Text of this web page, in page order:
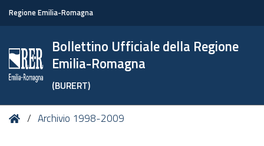
Regione Emilia-Romagna
Bollettino Ufficiale della Regione
Emilia-Romagna
(BURERT)
Tu HomeArchivio 1998-2009